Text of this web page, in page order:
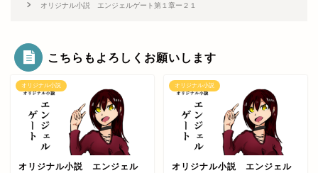
オリジナル小説 エンジェルゲート第１章ー２１
こちらもよろしくお願いします
オリジナル小説
オリジナル小説 エンジェル
オリジナル小説
オリジナル小説 エンジェル